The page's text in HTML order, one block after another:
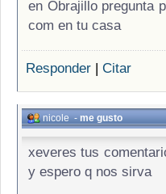
en Obrajillo pregunta
com en tu casa
Responder | Citar
nicole-me gusto
xeveres tus
y espero q nos sirva